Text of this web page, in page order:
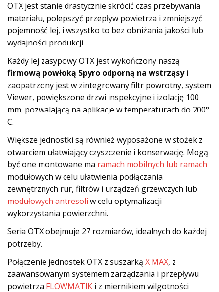
OTX jest stanie drastycznie skrócić czas przebywania
materiału, polepszyć przepływ powietrza i zmniejszyć
pojemność lej, i wszystko to bez obniżania jakości lub
wydajności produkcji.
Każdy lej zasypowy OTX jest wykończony naszą
firmową powłoką Spyro odporną na wstrząsyi
zaopatrzony jest w zintegrowany filtr powrotny, system
Viewer, powiększone drzwi inspekcyjne i izolację 100
mm, pozwalającą na aplikacje w temperaturach do 200°
C.
Większe jednostki są również wyposażone w stożek z
otwarciem ułatwiający czyszczenie i konserwację. Mogą
być one montowane ma ramach mobilnych lub ramach
modułowych w celu ułatwienia podłączania
zewnętrznych rur, filtrów i urządzeń grzewczych lub
modułowych antresoli w celu optymalizacji
wykorzystania powierzchni.
Seria OTX obejmuje 27 rozmiarów, idealnych do każdej
potrzeby.
Połączenie jednostek OTX z suszarką X MAX, z
zaawansowanym systemem zarządzania i przepływu
powietrza FLOWMATIK i z miernikiem wilgotności